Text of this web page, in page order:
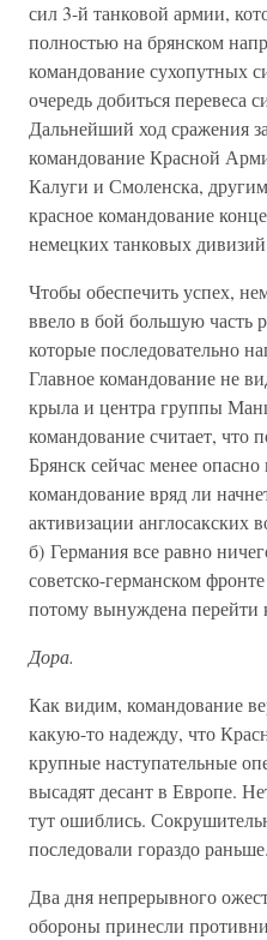
сил 3-й танковой армии,
полностью на брянском
командование сухопутных
очередь добиться перевеса
Дальнейший ход сражения
командование Красной
Калуги и Смоленска,
красное командование
немецких танковых
Чтобы обеспечить успех,
ввело в бой большую часть
которые последовательно
Главное командование не
крыла и центра группы
командование считает,
Брянск сейчас менее опасно
командование вряд ли
активизации англосакских
б) Германия все равно
советско-германском
потому вынуждена перейти
Дора.
Как видим, командование
какую-то надежду, что
крупные наступательные
высадят десант в Европе.
тут ошиблись.
последовали гораздо раньше.
Два дня непрерывного
обороны принесли